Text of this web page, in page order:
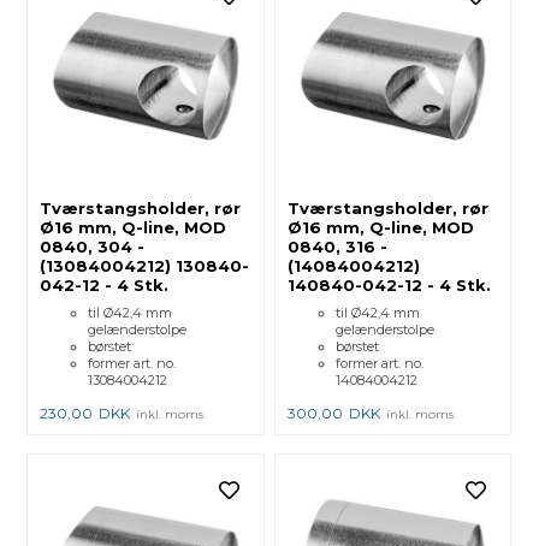
Tværstangsholder, rør
Ø16 mm, Q-line, MOD
0840, 304 -
(13084004212) 130840-
042-12 - 4 Stk.
til Ø42,4 mm
gelænderstolpe
børstet
former art. no.
13084004212
230,00 DKK inkl. moms
Tværstangsholder, rør
Ø16 mm, Q-line, MOD
0840, 316 -
(14084004212)
140840-042-12 - 4 Stk.
til Ø42,4 mm
gelænderstolpe
børstet
former art. no.
14084004212
300,00 DKK inkl. moms